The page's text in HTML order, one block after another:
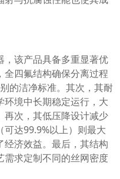
，该产品具备多重显著优
四氟结构确保分离过程
的洁净标准。其次，其耐
环境中长期稳定运行，大
再次，其低压降设计减少
达99.9%以上）则最大
济效益。最后，其结构
需求定制不同的丝网密度